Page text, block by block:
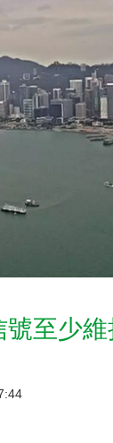
號至少